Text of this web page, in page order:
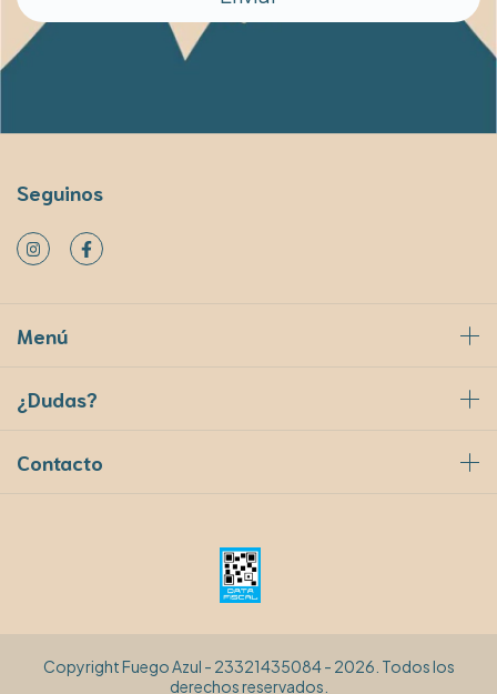
Seguinos
Menú
¿Dudas?
Contacto
Copyright Fuego Azul - 23321435084 - 2026. Todos los
derechos reservados.